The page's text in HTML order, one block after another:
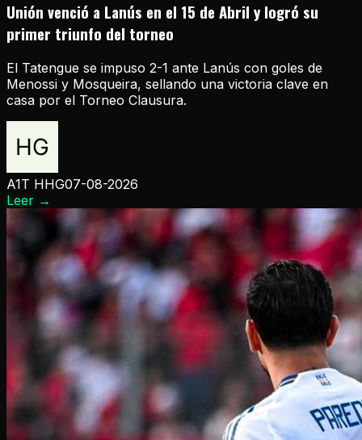
Unión venció a Lanús en el 15 de Abril y logró su
primer triunfo del torneo
El Tatengue se impuso 2-1 ante Lanús con goles de
Menossi y Mosqueira, sellando una victoria clave en
casa por el Torneo Clausura.
A1T HHG07-08-2026
Leer →